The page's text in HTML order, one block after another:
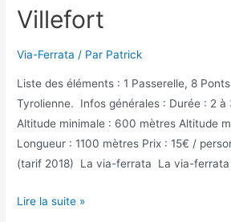
Villefort
Via-Ferrata / Par Patrick
Liste des éléments : 1 Passerelle, 8
Tyrolienne. Infos générales : Durée : 2 à
Altitude minimale : 600 mètres Altitude
Longueur : 1100 mètres Prix : 15€ /
(tarif 2018) La via-ferrata La via-
La
Lire la suite »